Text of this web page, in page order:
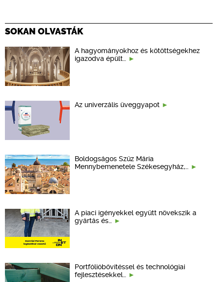
SOKAN OLVASTÁK
A hagyományokhoz és kötöttségekhez
igazodva épült…
Az univerzális üveggyapot
Boldogságos Szűz Mária
Mennybemenetele Székesegyház,…
A piaci igényekkel együtt növekszik a
gyártás és…
Portfólióbővítéssel és technológiai
fejlesztésekkel…